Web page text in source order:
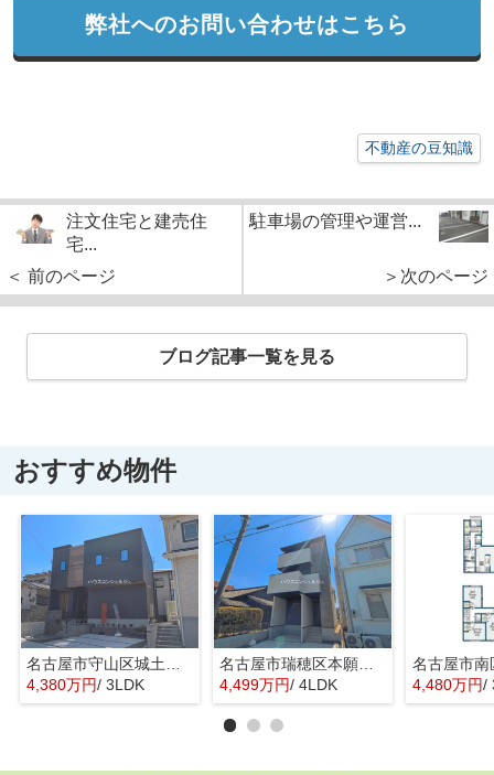
弊社へのお問い合わせはこちら
不動産の豆知識
注文住宅と建売住
宅...
＜ 前のページ
駐車場の管理や運営...
＞次のページ
ブログ記事一覧を見る
おすすめ物件
名古屋市守山区城土町22【仲介手数料無料】新築一戸建て 1号棟
4,380万円/ 3LDK
名古屋市瑞穂区本願寺町１丁目16【仲介手数料無料】新築一戸建て 1号棟
4,499万円/ 4LDK 4,480万円/